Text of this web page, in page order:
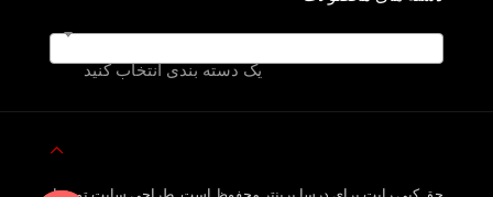
یک دسته بندی انتخاب کنید